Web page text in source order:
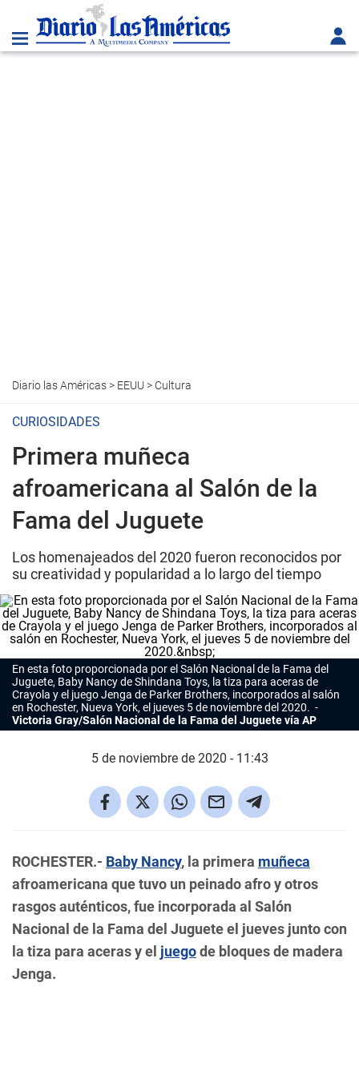
Diario las Américas> EEUU > Cultura
CURIOSIDADES
Primera muñeca
afroamericana al Salón de la
Fama del Juguete
Los homenajeados del 2020 fueron reconocidos por
su creatividad y popularidad a lo largo del tiempo
En esta foto proporcionada por el Salón Nacional de la Fama del
Juguete, Baby Nancy de Shindana Toys, la tiza para aceras de
Crayola y el juego Jenga de Parker Brothers, incorporados al salón
en Rochester, Nueva York, el jueves 5 de noviembre del 2020.
Victoria Gray/Salón Nacional de la Fama del Juguete vía AP
5 de noviembre de 2020 - 11:43
ROCHESTER.- Baby Nancy, la primera muñeca
afroamericana que tuvo un peinado afro y otros
rasgos auténticos, fue incorporada al Salón
Nacional de la Fama del Juguete el jueves junto con
la tiza para aceras y el juegode bloques de madera
Jenga.